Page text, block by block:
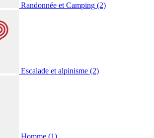
Randonnée et Camping (2)
Escalade et alpinisme (2)
Homme (1)